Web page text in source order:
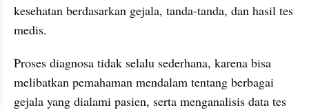
kesehatan berdasarkan gejala, tanda-tanda, dan hasil tes
medis.
Proses diagnosa tidak selalu sederhana, karena bisa
melibatkan pemahaman mendalam tentang berbagai
gejala yang dialami pasien, serta menganalisis data tes